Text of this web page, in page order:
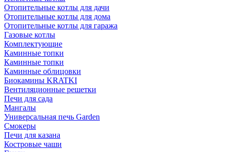
Отопительные котлы для дачи
Отопительные котлы для дома
Отопительные котлы для гаража
Газовые котлы
Комплектующие
Каминные топки
Каминные топки
Каминные облицовки
Биокамины KRATKI
Вентиляционные решетки
Печи для сада
Мангалы
Универсальная печь Garden
Смокеры
Печи для казана
Костровые чаши